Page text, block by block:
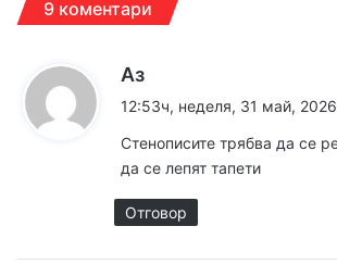
9 коментари
Аз
а
а
:
12:53ч, неделя, 31 май,
Стенописите трябва да се
да се лепят тапети
Отговор